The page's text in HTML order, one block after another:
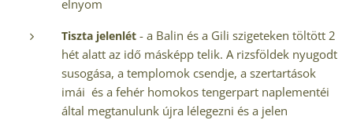
elnyom
Tiszta jelenlét - a Balin és a Gili szigeteken töltött 2
hét alatt az idő másképp telik. A rizsföldek nyugodt
susogása, a templomok csendje, a szertartások
imái és a fehér homokos tengerpart naplementéi
által megtanulunk újra lélegezni és a jelen